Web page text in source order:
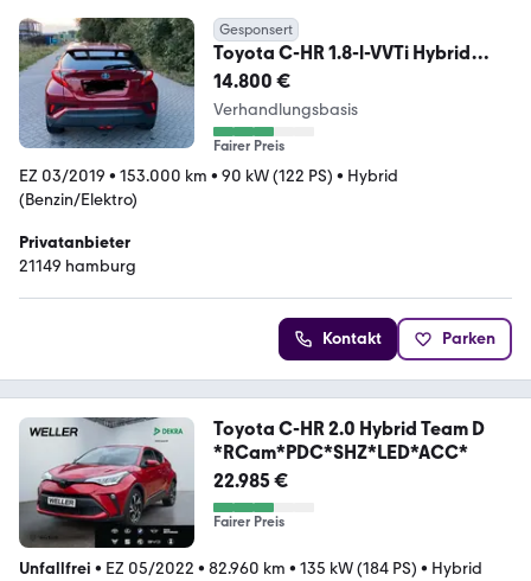
Gesponsert
Toyota C-HR 1.8-l-VVTi Hybrid
Club Club
14.800 €
Verhandlungsbasis
Fairer Preis
EZ 03/2019 • 153.000 km • 90 kW (122 PS) • Hybrid
(Benzin/Elektro)
Privatanbieter
21149 hamburg
Kontakt Parken
Toyota C-HR 2.0 Hybrid Team D
*RCam*PDC*SHZ*LED*ACC*
22.985 €
Fairer Preis
Unfallfrei • EZ 05/2022 • 82.960 km • 135 kW (184 PS) • Hybrid